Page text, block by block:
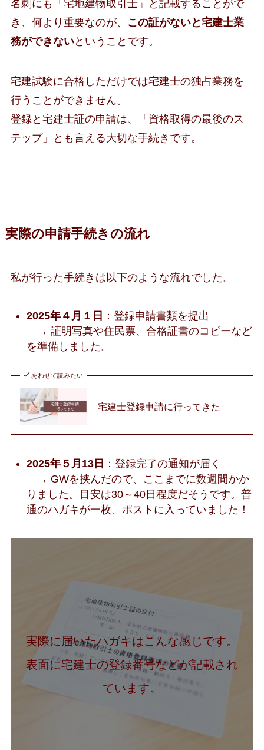
名刺にも「宅地建物取引士」と記載することがで
き、何より重要なのが、
この証がないと宅建士業
務ができないということです。
宅建試験に合格しただけでは宅建士の独占業務を
行うことができません。
登録と宅建士証の申請は、「資格取得の最後のス
テップ」とも言える大切な手続きです。
実際の申請手続きの流れ
私が行った手続きは以下のような流れでした。
2025年４月１日 ：登録申請書類を提出
→ 証明写真や住民票、合格証書のコピーなど
を準備しました。
あわせて読みたい
宅建士登録申請に行ってきた
2025年５月13日 ：登録完了の通知が届く
→ GWを挟んだので、ここまでに数週間かか
りました。目安は30～40日程度だそうです。普
通のハガキが一枚、ポストに入っていました！
実際に届いたハガキはこんな感じです。
表面に宅建士の登録番号などが記載され
ています。